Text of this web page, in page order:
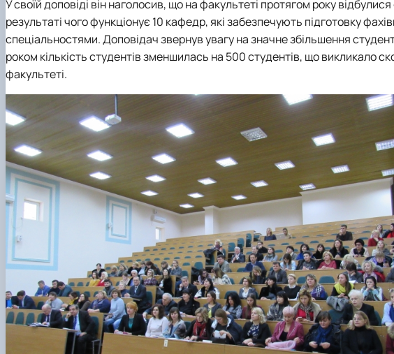
У своїй доповіді він наголосив, що на факультеті протягом року
результаті чого функціонує 10 кафедр, які забезпечують підготовку
спеціальностями. Доповідач звернув увагу на значне збільшення
роком кількість студентів зменшилась на 500 студентів, що викликало
факультеті.